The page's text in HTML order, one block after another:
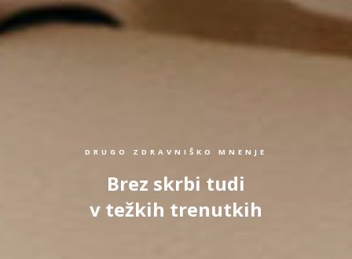
DRUGO ZDRAVNIŠKO MNENJE
Brez skrbi tudi
v težkih trenutkih